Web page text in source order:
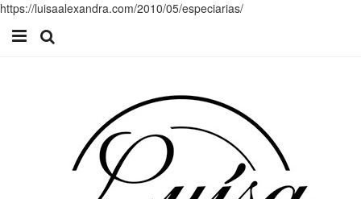
https://luisaalexandra.com/2010/05/especiarias/